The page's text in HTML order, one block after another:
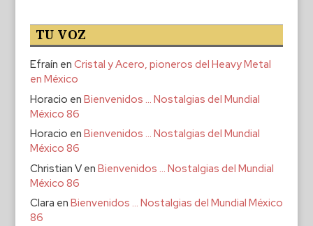
TU VOZ
Efraín en Cristal y Acero, pioneros del Heavy Metal
en México
Horacio en Bienvenidos … Nostalgias del Mundial
México 86
Horacio en Bienvenidos … Nostalgias del Mundial
México 86
Christian Ven Bienvenidos … Nostalgias del Mundial
México 86
Clara en Bienvenidos … Nostalgias del Mundial México
86